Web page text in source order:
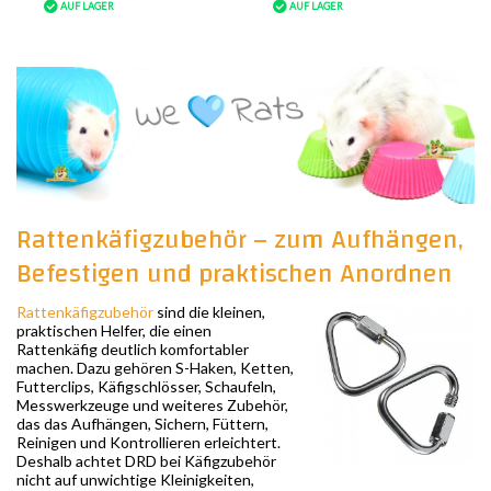
AUF LAGER
AUF LAGER
Rattenkäfigzubehör – zum Aufhängen,
Befestigen und praktischen Anordnen
Rattenkäfigzubehör sind die kleinen,
praktischen Helfer, die einen
Rattenkäfig deutlich komfortabler
machen. Dazu gehören S-Haken, Ketten,
Futterclips, Käfigschlösser, Schaufeln,
Messwerkzeuge und weiteres Zubehör,
das das Aufhängen, Sichern, Füttern,
Reinigen und Kontrollieren erleichtert.
Deshalb achtet DRD bei Käfigzubehör
nicht auf unwichtige Kleinigkeiten,